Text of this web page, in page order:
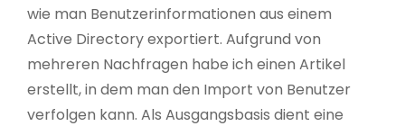
wie man Benutzerinformationen aus einem
Active Directory exportiert. Aufgrund von
mehreren Nachfragen habe ich einen Artikel
erstellt, in dem man den Import von Benutzer
verfolgen kann. Als Ausgangsbasis dient eine